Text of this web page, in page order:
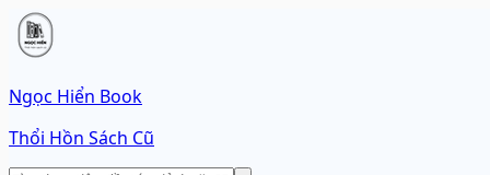
Ngọc Hiển Book
Thổi Hồn Sách Cũ